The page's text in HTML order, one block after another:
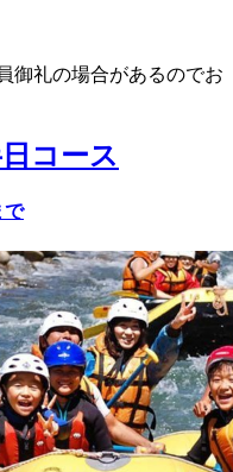
礼の場合があるのでお
コース
で